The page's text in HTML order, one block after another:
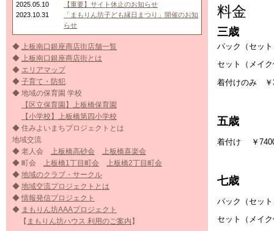
料金
三歳
パック（セッ
セット（メイ
着付けのみ ￥
五歳
着付け ￥
七歳
パック（セッ
セット（メイ
2025.05.10
【重要】サイト休止のお知らせ
2023.10.31
「まもりん坊子ども縁日まつり」開催のお知
らせ
◆ 上板南口銀座商店街店舗一覧
◆ 上板南口銀座商店街とは
◆ エリアマップ
◆ 子育て・防犯
◆ 地域の保育園 学校
【区立保育園】上板橋保育園
【小学校】上板橋第四小学校
◆ 住みよいまちプロジェクトとは
地域交流
◆ 老人会 上板橋高砂会
上板橋喜楽会
◆ 町会 上板橋1丁目町会
上板橋2丁目町会
◆ 地域のクラブ・サークル
◆ 地域交流プロジェクトとは
◆ 情報発信プロジェクト
◆ まもりん坊AAAプロジェクト
【 まもりん坊ハウス 利用のご案内 】